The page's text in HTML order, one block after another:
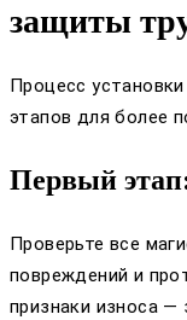
защиты
Процесс
этапов для более
Первый
Проверьте все
повреждений и
признаки износа —